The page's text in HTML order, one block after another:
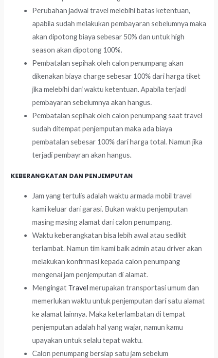
Perubahan jadwal travel melebihi batas ketentuan,
apabila sudah melakukan pembayaran sebelumnya maka
akan dipotong biaya sebesar 50% dan untuk high
season akan dipotong 100%.
Pembatalan sepihak oleh calon penumpang akan
dikenakan biaya charge sebesar 100% dari harga tiket
jika melebihi dari waktu ketentuan. Apabila terjadi
pembayaran sebelumnya akan hangus.
Pembatalan sepihak oleh calon penumpang saat travel
sudah ditempat penjemputan maka ada biaya
pembatalan sebesar 100% dari harga total. Namun jika
terjadi pembayran akan hangus.
KEBERANGKATAN DAN PENJEMPUTAN
Jam yang tertulis adalah waktu armada mobil travel
kami keluar dari garasi. Bukan waktu penjemputan
masing masing alamat dari calon penumpang.
Waktu keberangkatan bisa lebih awal atau sedikit
terlambat. Namun tim kami baik admin atau driver akan
melakukan konfirmasi kepada calon penumpang
mengenai jam penjemputan di alamat.
Mengingat Travel merupakan transportasi umum dan
memerlukan waktu untuk penjemputan dari satu alamat
ke alamat lainnya. Maka keterlambatan di tempat
penjemputan adalah hal yang wajar, namun kamu
upayakan untuk selalu tepat waktu.
Calon penumpang bersiap satu jam sebelum